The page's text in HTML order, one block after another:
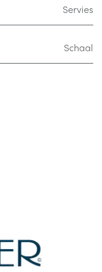
Servies
Schaal